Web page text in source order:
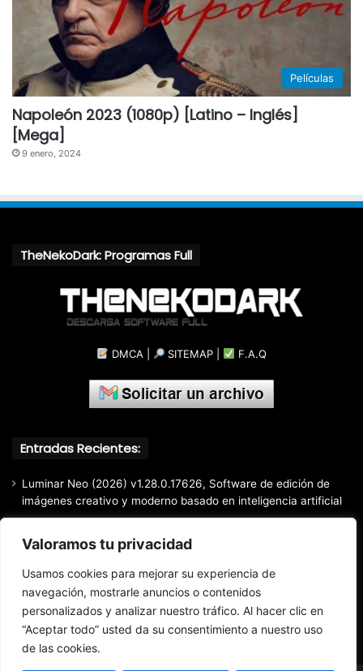
Valoramos tu privacidad
Usamos cookies para mejorar su experiencia de
navegación, mostrarle anuncios o contenidos
personalizados y analizar nuestro tráfico. Al hacer clic en
“Aceptar todo” usted da su consentimiento a nuestro uso
de las cookies.
Películas
Napoleón 2023 (1080p) [Latino – Inglés]
[Mega]
9 enero, 2024
TheNekoDark: Programas Full
DMCA SITEMAP F.A.Q
Entradas Recientes:
Luminar Neo (2026) v1.28.0.17626, Software de edición de
imágenes creativo y moderno basado en inteligencia artificial
cambiar el tamaño de imágenes muy fácil y rápidamente
Google Chrome (2026) v151.0.7922.109 Estable [Instalador
EdrawMax (2026) v15.2.9.1577, Herramienta profesional de
diagramación todo en uno